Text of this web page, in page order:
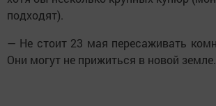
подходят).
— Не стоит 23 мая пересаживать
Они могут не прижиться в новой земле.